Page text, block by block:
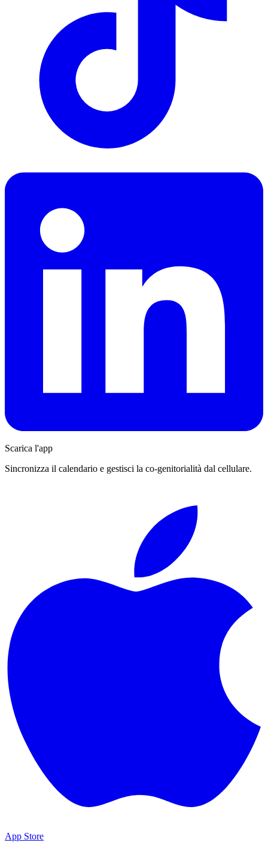
Scarica l'app
Sincronizza il calendario e gestisci la co-genitorialità dal cellulare.
App Store